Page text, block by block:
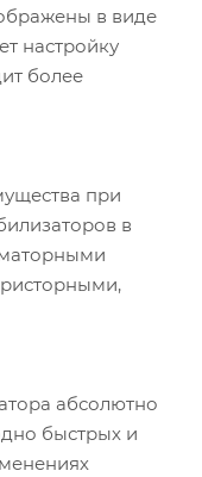
в виде
настройку
более
при
в
абсолютно
быстрых и